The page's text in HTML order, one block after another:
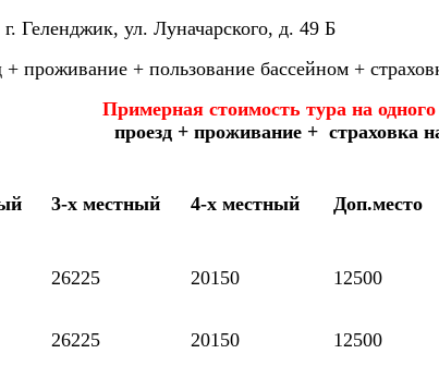
Геленджик, ул. Луначарского, д. 49 Б
проживание + пользование бассейном +
Примерная стоимость тура на одного
проезд + проживание + страховка
3-х местный 4-х местный Доп.место
26225 20150 12500
26225 20150 12500